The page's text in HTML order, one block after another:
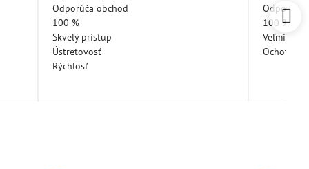
Odporúča obchod
100 %
Skvelý prístup
Ústretovosť
Rýchlosť
Odporúča
100 %
Veľmi
Ochotná